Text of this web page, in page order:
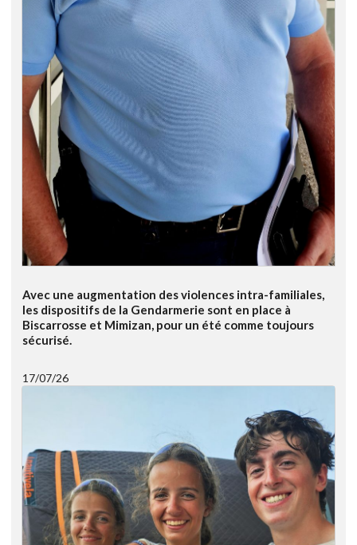
Avec une augmentation des violences intra-familiales,
les dispositifs de la Gendarmerie sont en place à
Biscarrosse et Mimizan, pour un été comme toujours
sécurisé.
17/07/26